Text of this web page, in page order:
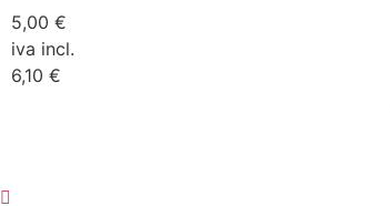
5,00 €
iva incl.
6,10 €